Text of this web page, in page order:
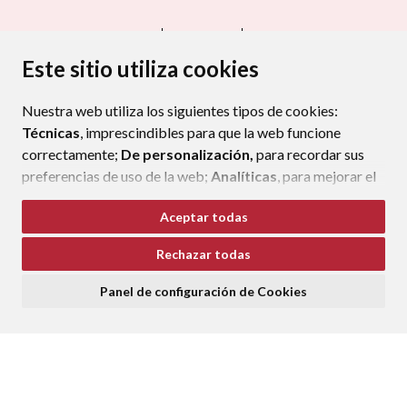
Este sitio utiliza cookies
Nuestra web utiliza los siguientes tipos de cookies:
Técnicas, imprescindibles para que la web funcione
correctamente; De personalización, para recordar sus
preferencias de uso de la web; Analíticas, para mejorar el
funcionamiento de la web y sus servicios.
Si acepta pulsando el botón“Aceptar todas”
consideramos que acepta su uso. Si pulsa el botón
ninguna acción, se guardarán las cookies técnicas
Aceptar todas
Rechazar todas
Panel de configuración de Cookies
PROTECCIÓN DE DATOS
POLÍTICA DE COOKIES